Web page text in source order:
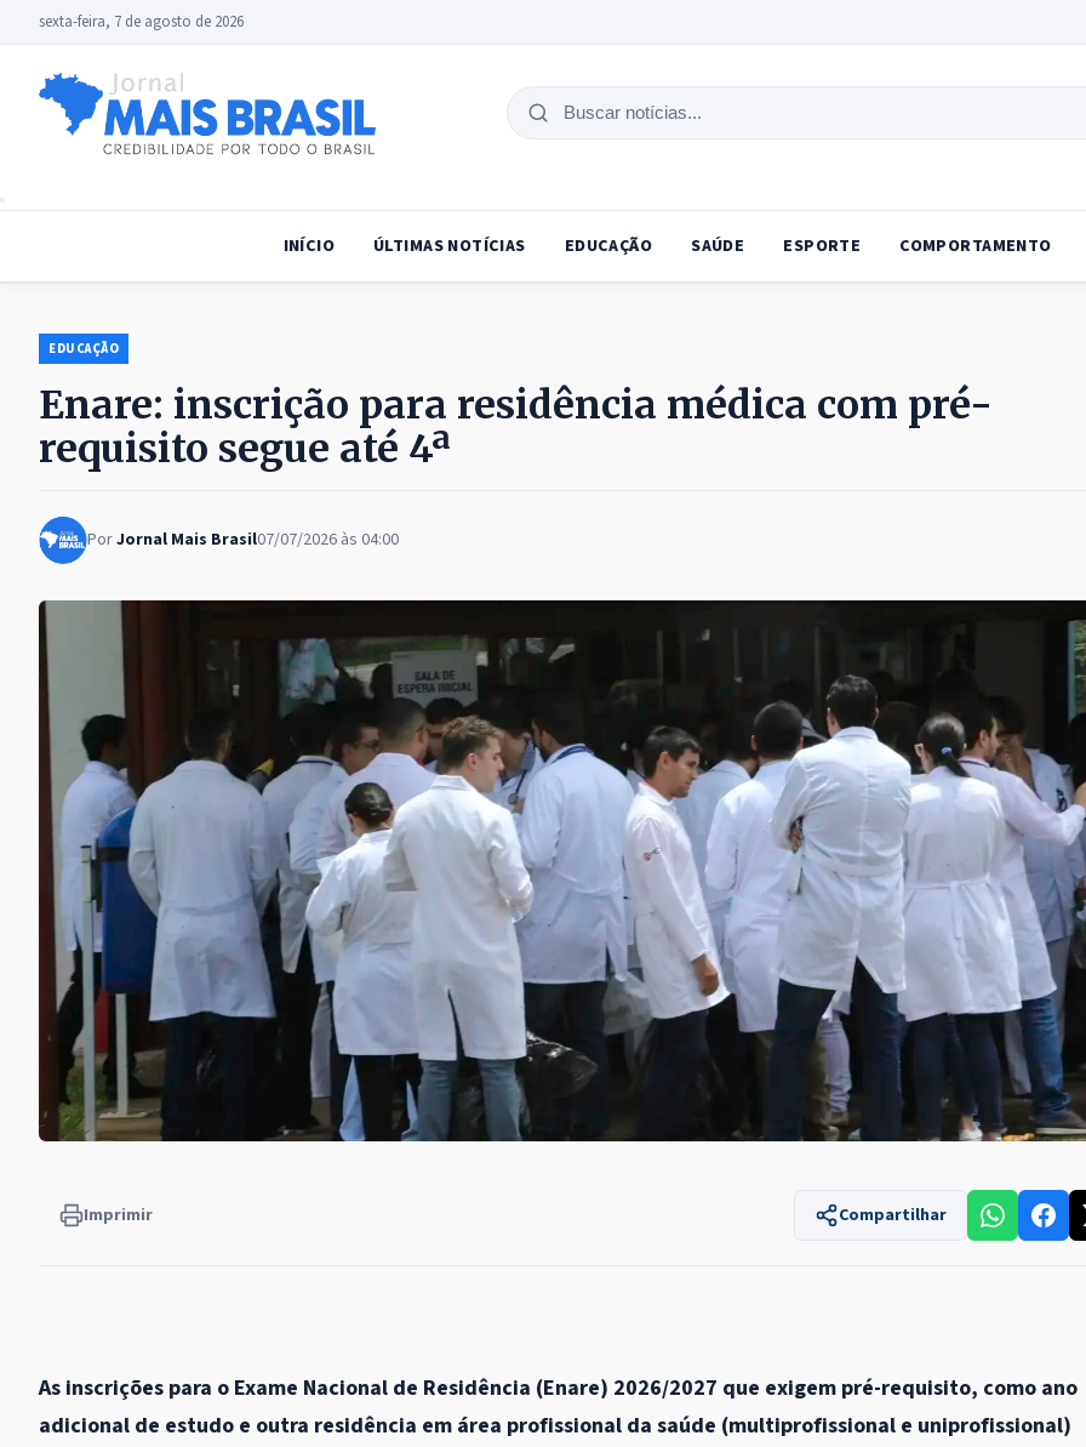
sexta-feira, 7 de agosto de 2026
Buscar
INÍCIO ÚLTIMAS NOTÍCIAS EDUCAÇÃO SAÚDE ESPORTE COMPORTAMENTO
EDUCAÇÃO
Enare: inscrição para residência médica com pré-
requisito segue até 4ª
PorJornal Mais Brasil07/07/2026 às 04:00
Imprimir Compartilhar
As inscrições para o Exame Nacional de Residência (Enare) 2026/2027 que exigem pré-requisito, como ano
adicional de estudo e outra residência em área profissional da saúde (multiprofissional e uniprofissional)